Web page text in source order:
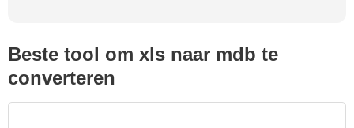
Beste tool om xls naar mdb te
converteren